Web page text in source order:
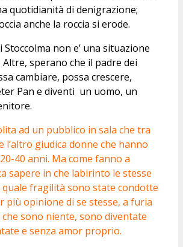
quotidianità di denigrazione;
anche la roccia si erode.
Stoccolma non e’ una situazione
Altre, sperano che il padre dei
cambiare, possa crescere,
Pan e diventi un uomo, un
ad un pubblico in sala che tra
l’altro giudica donne che hanno
40 anni. Ma come fanno a
sapere in che labirinto le stesse
fragilità sono state condotte
più opinione di se stesse, a furia
sono niente, sono diventate
e senza amor proprio.